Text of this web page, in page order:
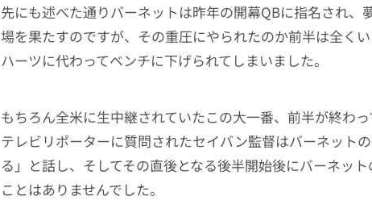
先にも述べた通りバーネットは昨年の開幕QBに指名され、
場を果たすのですが、その重圧にやられたのか前半は全く
ハーツに代わってベンチに下げられてしまいました。
もちろん全米に生中継されていたこの大一番、前半が終わっ
テレビリポーターに質問されたセイバン監督はバーネット
る」と話し、そしてその直後となる後半開始後にバーネッ
ことはありませんでした。